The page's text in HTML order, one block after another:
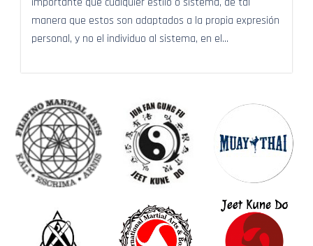
manera que estos son adaptados a la propia expresión
personal, y no el individuo al sistema, en el...